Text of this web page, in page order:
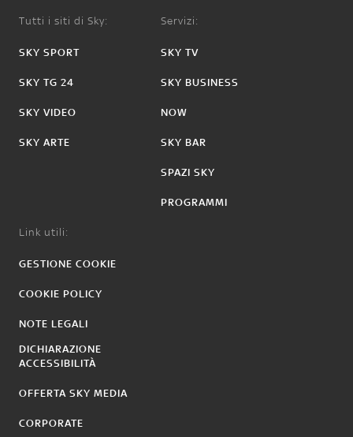
Tutti i siti di Sky:
SKY SPORT
SKY TG 24
SKY VIDEO
SKY ARTE
Servizi:
SKY TV
SKY BUSINESS
NOW
SKY BAR
SPAZI SKY
PROGRAMMI
Link utili:
GESTIONE COOKIE
COOKIE POLICY
NOTE LEGALI
DICHIARAZIONE
ACCESSIBILITÀ
OFFERTA SKY MEDIA
CORPORATE